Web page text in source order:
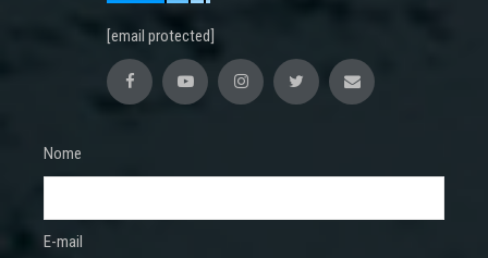
[email protected]
Nome
E-mail